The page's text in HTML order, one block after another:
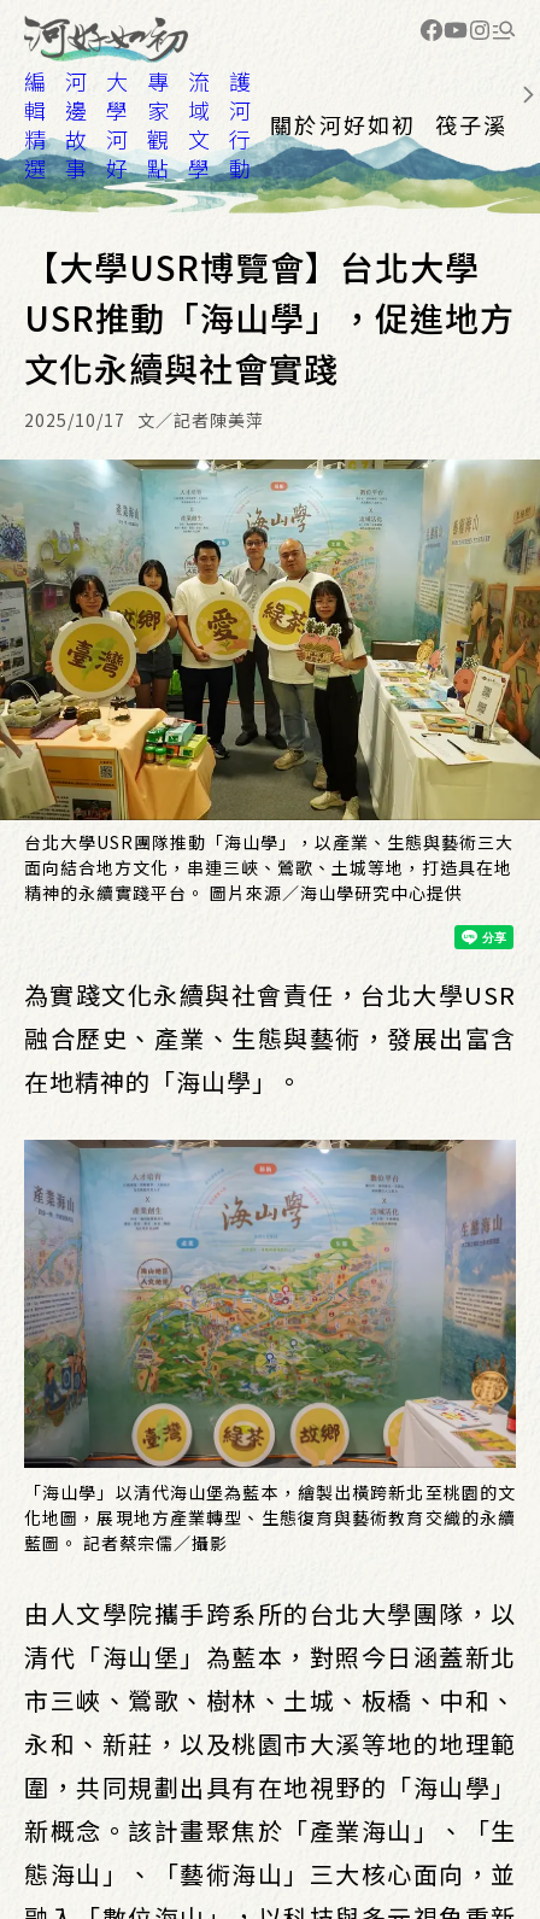
編
輯
精
選
河
邊
故
事
大
學
河
好
專
家
觀
點
流
域
文
學
護
河
行
動
關於河好如初 筏子溪
【大學USR博覽會】台北大學
USR推動「海山學」，促進地方
文化永續與社會實踐
2025/10/17 文／記者陳美萍
台北大學USR團隊推動「海山學」，以產業、生態與藝術三大
面向結合地方文化，串連三峽、鶯歌、土城等地，打造具在地
精神的永續實踐平台。 圖片來源／海山學研究中心提供
為實踐文化永續與社會責任，台北大學USR
融合歷史、產業、生態與藝術，發展出富含
在地精神的「海山學」。
「海山學」以清代海山堡為藍本，繪製出橫跨新北至桃園的文
化地圖，展現地方產業轉型、生態復育與藝術教育交織的永續
藍圖。 記者蔡宗儒／攝影
由人文學院攜手跨系所的台北大學團隊，以
清代「海山堡」為藍本，對照今日涵蓋新北
市三峽、鶯歌、樹林、土城、板橋、中和、
永和、新莊，以及桃園市大溪等地的地理範
圍，共同規劃出具有在地視野的「海山學」
新概念。該計畫聚焦於「產業海山」、「生
態海山」、「藝術海山」三大核心面向，並